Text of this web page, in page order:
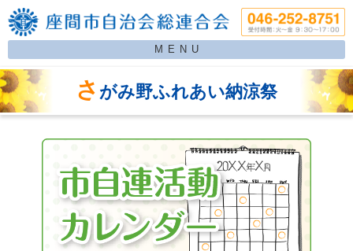
MENU
さ がみ野ふれあい納涼祭